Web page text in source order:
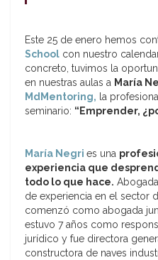
Este 25 de enero hemos
School con nuestro
concreto, tuvimos la
en nuestras aulas a María
MdMentoring, la
seminario: “Emprender,
María Negri es una
experiencia que
todo lo que hace.
de experiencia en el sector
comenzó como abogada
estuvo 7 años como
jurídico y fue directora
constructora de naves